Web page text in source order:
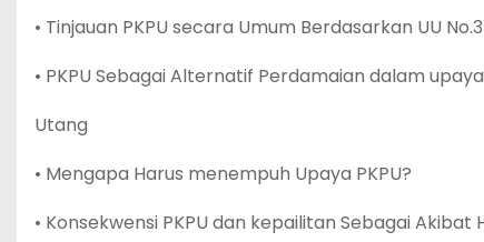
• Tinjauan PKPU secara Umum Berdasarkan UU
• PKPU Sebagai Alternatif Perdamaian dalam
Utang
• Mengapa Harus menempuh Upaya PKPU?
• Konsekwensi PKPU dan kepailitan Sebagai